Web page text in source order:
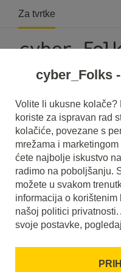
Za tvrtke
Pročitajte što je to
Pomoći će vam da bolje
Viewport i koje je
cyber_Folks
Volite li ukusne
koriste za ispravan rad
kolačiće, povezane s
mrežama i
ćete najbolje iskustvo
radimo na poboljšanju.
možete u svakom
informacija o
našoj politici
svoje postavke,